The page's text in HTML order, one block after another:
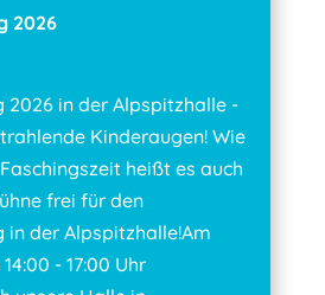
2026
2026 in der Alpspitzhalle -
Kinderaugen! Wie
heißt es auch
frei für den
in der Alpspitzhalle!Am
- 17:00 Uhr